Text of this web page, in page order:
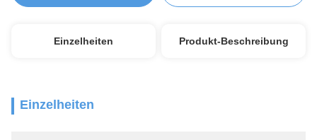
Einzelheiten Produkt-Beschreibung
Einzelheiten